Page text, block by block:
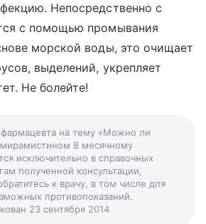
Непосредственно с
с помощью промывания
морской воды, это очищает
выделений, укрепляет
Не болейте!
фармацевта на тему «Можно ли
мирамистином 8 месячному
исключительно в справочных
полученной консультации,
к врачу, в том числе для
противопоказаний.
23 сентября 2014